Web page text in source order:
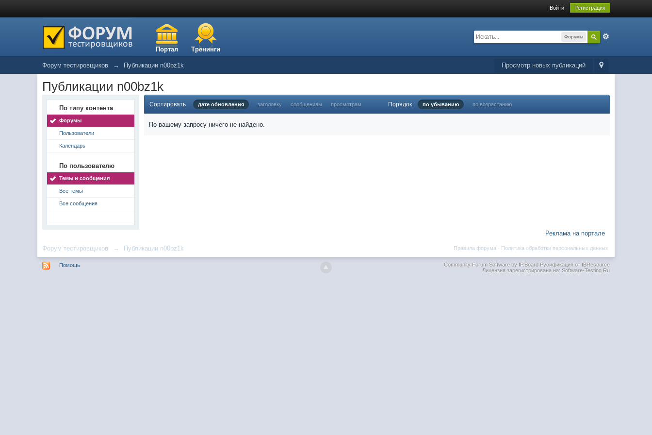
Войти Регистрация
Портал Тренинги
Форумы
Просмотр новых публикаций
Форум тестировщиков → Публикации n00bz1k
Публикации n00bz1k
По типу контента
Форумы
Пользователи
Календарь
По пользователю
Темы и сообщения
Все темы
Все сообщения
Сортировать дате обновления заголовку сообщениям просмотрам Порядок по убыванию по возрастанию
По вашему запросу ничего не найдено.
Реклама на портале
Форум тестировщиков → Публикации n00bz1k Политика обработки персональных данных
Правила форума ·
Помощь Community Forum Software by IP.BoardРусификация от IBResource
Лицензия зарегистрирована на: Software-Testing.Ru